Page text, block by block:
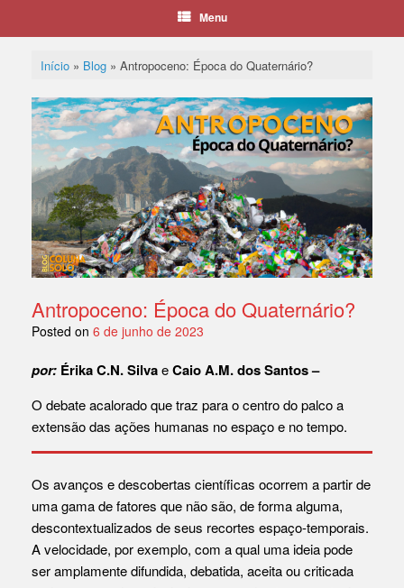
Menu
Início» Blog» Antropoceno: Época do Quaternário?
Antropoceno: Época do Quaternário?
Posted on 6 de junho de 2023
por: Érika C.N. SilvaeCaio A.M. dos Santos –
O debate acalorado que traz para o centro do palco a
extensão das ações humanas no espaço e no tempo.
Os avanços e descobertas científicas ocorrem a partir de
uma gama de fatores que não são, de forma alguma,
descontextualizados de seus recortes espaço-temporais.
A velocidade, por exemplo, com a qual uma ideia pode
ser amplamente difundida, debatida, aceita ou criticada